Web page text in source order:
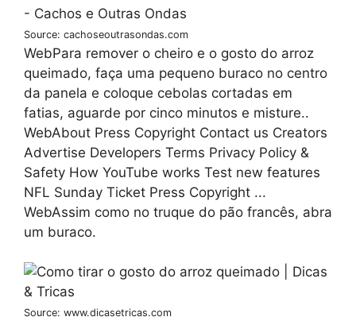
Source: cachoseoutrasondas.com
WebPara remover o cheiro e o gosto do arroz
queimado, faça uma pequeno buraco no centro
da panela e coloque cebolas cortadas em
fatias, aguarde por cinco minutos e misture..
WebAbout Press Copyright Contact us Creators
Advertise Developers Terms Privacy Policy &
Safety How YouTube works Test new features
NFL Sunday Ticket Press Copyright ...
WebAssim como no truque do pão francês, abra
um buraco.
Source: www.dicasetricas.com